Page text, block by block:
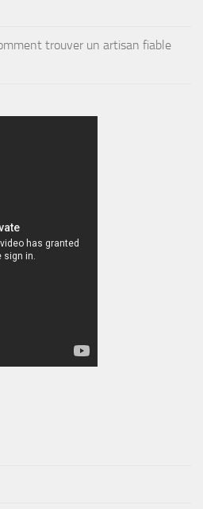
trouver un artisan fiable